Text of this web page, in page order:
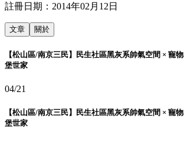
註冊日期： 2014年02月12日
文章 關於
【松山區/南京三民】民生社區黑灰系帥氣空間 × 寵
堡世家
04/21
【松山區/南京三民】民生社區黑灰系帥氣空間 × 寵
堡世家